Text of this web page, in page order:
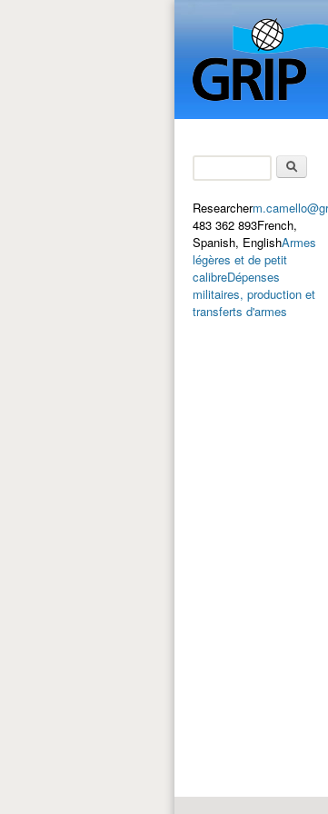
Search form
Researcher
483 362 893French,
Spanish, EnglishArmes
légères et de petit
calibreDépenses
militaires, production et
transferts d'armes